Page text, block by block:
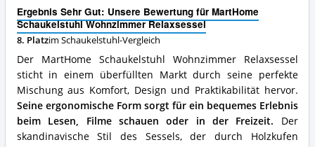
Ergebnis Sehr Gut: Unsere Bewertung für MartHome
Schaukelstuhl Wohnzimmer Relaxsessel
8. Platzim Schaukelstuhl-Vergleich
Der MartHome Schaukelstuhl Wohnzimmer Relaxsessel
sticht in einem überfüllten Markt durch seine perfekte
Mischung aus Komfort, Design und Praktikabilität hervor.
Seine ergonomische Form sorgt für ein bequemes Erlebnis
beim Lesen, Filme schauen oder in der Freizeit. Der
skandinavische Stil des Sessels, der durch Holzkufen
Vorteile:
Was
spricht
für
diesen
Schaukelstuhl?